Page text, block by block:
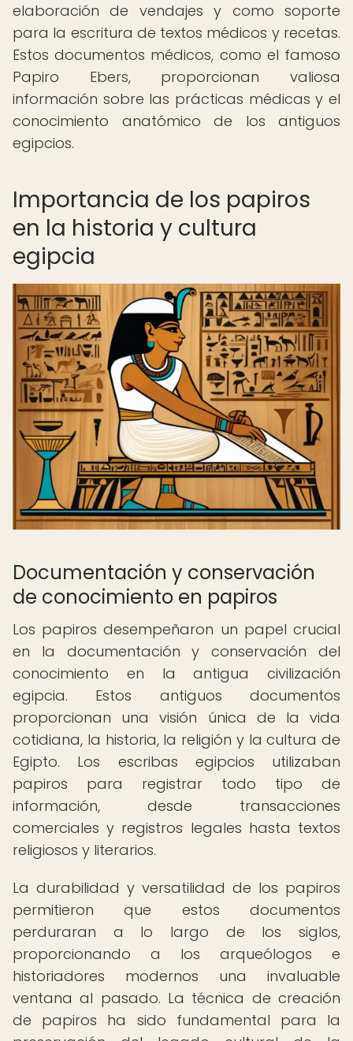
elaboración de vendajes y como soporte
para la escritura de textos médicos y recetas.
Estos documentos médicos, como el famoso
Papiro Ebers, proporcionan valiosa
información sobre las prácticas médicas y el
conocimiento anatómico de los antiguos
egipcios.
Importancia de los papiros
en la historia y cultura
egipcia
Documentación y conservación
de conocimiento en papiros
Los papiros desempeñaron un papel crucial
en la documentación y conservación del
conocimiento en la antigua civilización
egipcia. Estos antiguos documentos
proporcionan una visión única de la vida
cotidiana, la historia, la religión y la cultura de
Egipto. Los escribas egipcios utilizaban
papiros para registrar todo tipo de
información, desde transacciones
comerciales y registros legales hasta textos
religiosos y literarios.
La durabilidad y versatilidad de los papiros
permitieron que estos documentos
perduraran a lo largo de los siglos,
proporcionando a los arqueólogos e
historiadores modernos una invaluable
ventana al pasado. La técnica de creación
de papiros ha sido fundamental para la